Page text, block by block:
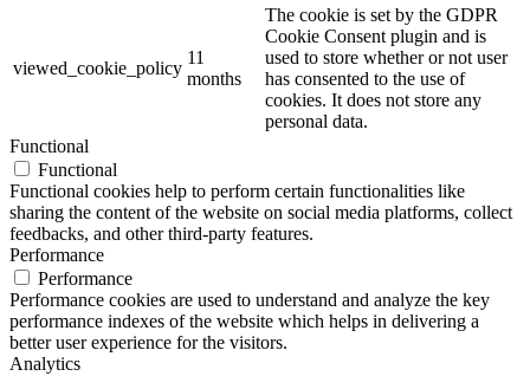
viewed_cookie_policy
11
months
The cookie is set by the GDPR
Cookie Consent plugin and is
used to store whether or not user
has consented to the use of
cookies. It does not store any
personal data.
Functional
Functional
Functional cookies help to perform certain functionalities like
sharing the content of the website on social media platforms, collect
feedbacks, and other third-party features.
Performance
Performance
Performance cookies are used to understand and analyze the key
performance indexes of the website which helps in delivering a
better user experience for the visitors.
Analytics